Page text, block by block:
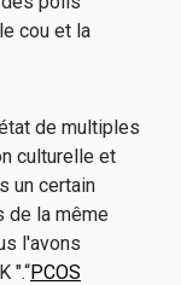
cou et la
de multiples
culturelle et
un certain
de la même
l'avons
".“PCOS